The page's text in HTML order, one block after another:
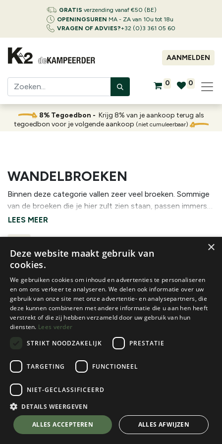
GRATIS verzending vanaf €50 (BE)
OPENINGSUREN MA - ZA van 10u tot 18u
VRAGEN OF ADVIES?+32 (0)3 361 05 60
AANMELDEN
0 0
8% Tegoedbon - Krijg 8% van je aankoop terug als
tegoedbon voor je volgende aankoop (niet cumuleerbaar)
WANDELBROEKEN
Binnen deze categorie vallen zeer veel broeken. Sommige
van de broeken die je hier zult zien staan, passen immers
ook binnen andere categorieën. Over het algemeen mag je
(alpine) klimmen of skiën. Veel van deze broeken bestaan
ook in afritsbare varianten. Selecteer daarvoor een van
onze filters.
Craghoppers
MEN'S NOSILIFE
CONVERTIBLE CARGO
TROUSER III
2 color(s) available
€ 119,95
Craghoppers
€ 109,95
×
Deze website maakt gebruik van
cookies.
We gebruiken cookies om inhoud en advertenties te personaliseren
en om ons verkeer te analyseren. We delen ook informatie over uw
gebruik van onze site met onze advertentie- en analysepartners, die
deze kunnen combineren met andere informatie die u aan hen heeft
verstrekt of die zij hebben verzameld door uw gebruik van hun
diensten. Lees verder
STRIKT NOODZAKELIJK
PRESTATIE
TARGETING FUNCTIONEEL
NIET-GECLASSIFICEERD
DETAILS WEERGEVEN
ALLES ACCEPTEREN ALLES AFWIJZEN